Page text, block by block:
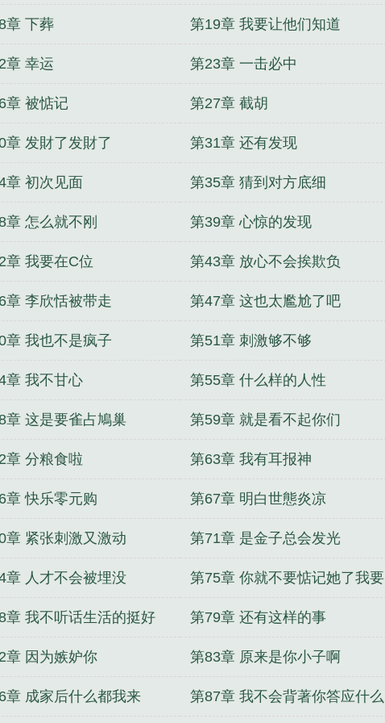
章 下葬 第19章 我要让他们知道
章 幸运 第23章 一击必中
章 被惦记 第27章 截胡
章 发財了发財了 第31章 还有发现
章 初次见面 第35章 猜到对方底细
章 怎么就不刚 第39章 心惊的发现
章 我要在C位 第43章 放心不会挨欺负
章 李欣恬被带走 第47章 这也太尷尬了吧
章 我也不是疯子 第51章 刺激够不够
章 我不甘心 第55章 什么样的人性
章 这是要雀占鳩巢 第59章 就是看不起你们
章 分粮食啦 第63章 我有耳报神
章 快乐零元购 第67章 明白世態炎凉
章 紧张刺激又激动 第71章 是金子总会发光
章 人才不会被埋没 第75章 你就不要惦记她了我要
章 我不听话生活的挺好 第79章 还有这样的事
章 因为嫉妒你 第83章 原来是你小子啊
章 成家后什么都我来 第87章 我不会背著你答应什么